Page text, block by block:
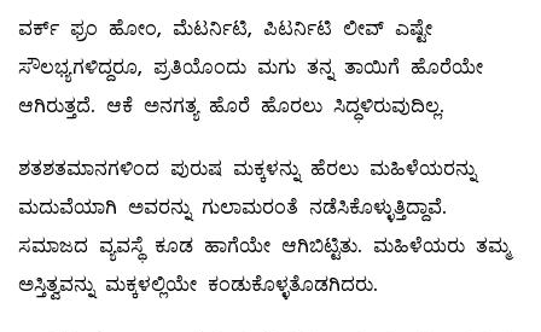
ವರ್ಕ್‌ ಫ್ರಂ ಹೋಂ, ಮೆಟರ್ನಿಟಿ, ಪಿಟರ್ನಿಟಿ ಲೀವ್ ‌ಎಷ್ಟೇ
ಸೌಲಭ್ಯಗಳಿದ್ದರೂ, ಪ್ರತಿಯೊಂದು ಮಗು ತನ್ನ ತಾಯಿಗೆ ಹೊರೆಯೇ
ಆಗಿರುತ್ತದೆ. ಆಕೆ ಅನಗತ್ಯ ಹೊರೆ ಹೊರಲು ಸಿದ್ಧಳಿರುವುದಿಲ್ಲ.
ಶತಶತಮಾನಗಳಿಂದ ಪುರುಷ ಮಕ್ಕಳನ್ನು ಹೆರಲು ಮಹಿಳೆಯರನ್ನು
ಮದುವೆಯಾಗಿ ಅವರನ್ನು ಗುಲಾಮರಂತೆ ನಡೆಸಿಕೊಳ್ಳುತ್ತಿದ್ದಾವೆ.
ಸಮಾಜದ ವ್ಯವಸ್ಥೆ ಕೂಡ ಹಾಗೆಯೇ ಆಗಿಬಿಟ್ಟಿತು. ಮಹಿಳೆಯರು ತಮ್ಮ
ಅಸ್ತಿತ್ವವನ್ನು ಮಕ್ಕಳಲ್ಲಿಯೇ ಕಂಡುಕೊಳ್ಳತೊಡಗಿದರು.